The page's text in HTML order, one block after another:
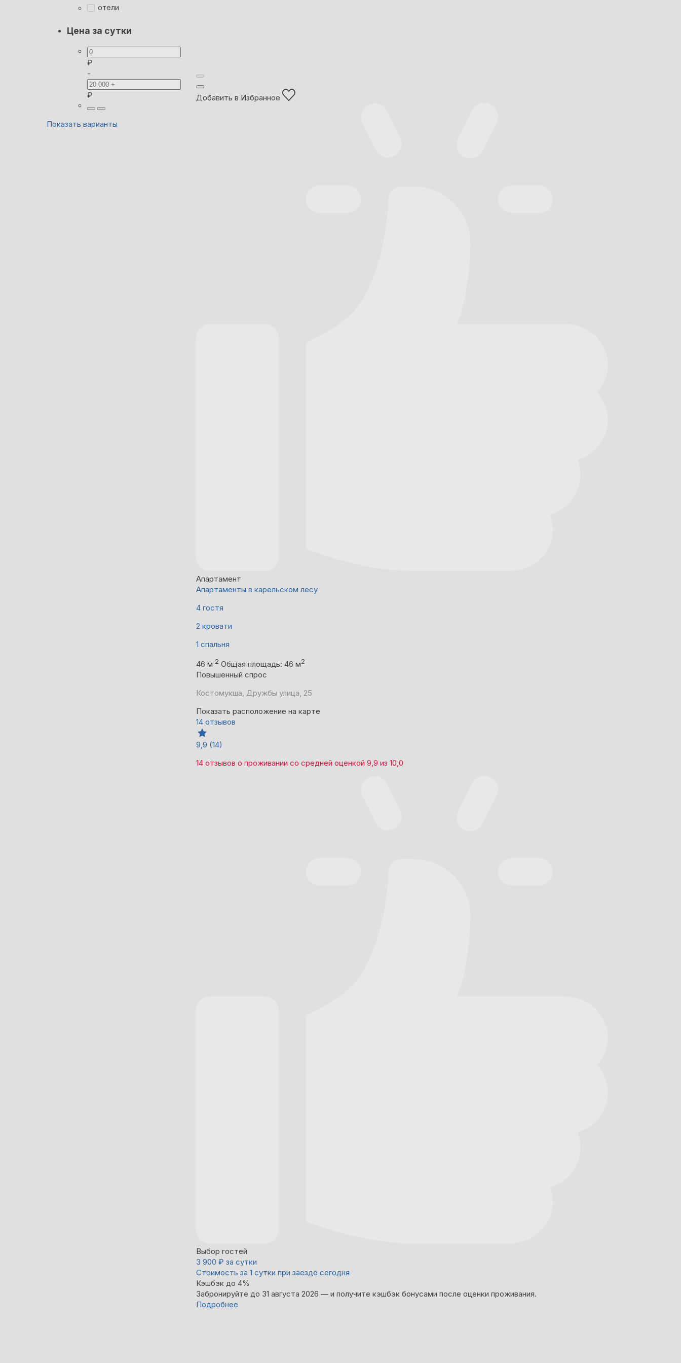
отели
Цена за сутки
₽
-
₽
Показать варианты
Добавить в Избранное
Апартамент
Апартаменты в карельском лесу
4 гостя
2 кровати
1 спальня
46 м 2 Общая площадь: 46 м2
Повышенный спрос
Костомукша, Дружбы улица, 25
Показать расположение на карте
14 отзывов
9,9 (14)
14 отзывов о проживании со средней оценкой 9,9 из 10,0
Выбор гостей
3 900 ₽ за сутки
Стоимость за 1 сутки при заезде сегодня
Кэшбэк до 4%
Забронируйте до 31 августа 2026 — и получите кэшбэк бонусами после оценки проживания.
Подробнее